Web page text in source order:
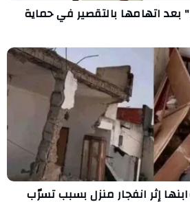
اتهامها بالتقصير في حماية
إثر انفجار منزل بسبب تسرّب